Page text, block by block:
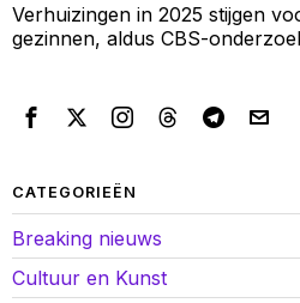
Verhuizingen in 2025 stijgen
gezinnen, aldus CBS-
CATEGORIEËN
Breaking nieuws
Cultuur en Kunst